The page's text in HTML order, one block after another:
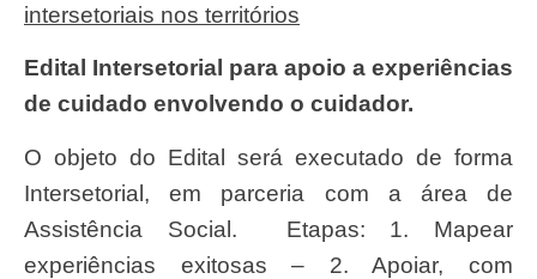
intersetoriais nos territórios
Edital Intersetorial para apoio a experiências
de cuidado envolvendo o cuidador.
O objeto do Edital será executado de forma
Intersetorial, em parceria com a área de
Assistência Social. Etapas: 1. Mapear
experiências exitosas – 2. Apoiar, com